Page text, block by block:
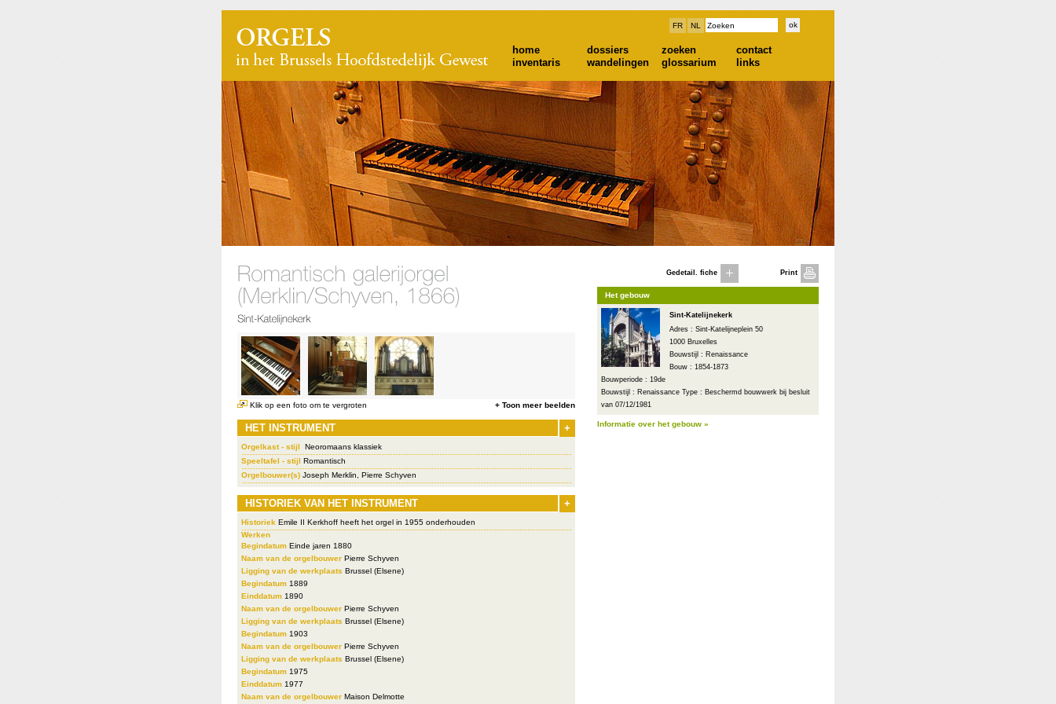
FR NL
home dossiers zoeken
contact
inventaris
wandelingen glossarium links
Klik op een foto om te vergroten + Toon meer beelden
+
HET INSTRUMENT
Orgelkast - stijl
Neoromaans klassiek
Speeltafel - stijl Romantisch
Orgelbouwer(s) Joseph Merklin, Pierre Schyven
+
HISTORIEK VAN HET INSTRUMENT
Historiek Emile II Kerkhoff heeft het orgel in 1955 onderhouden
Werken
Begindatum Einde jaren 1880
Naam van de orgelbouwer Pierre Schyven
Ligging van de werkplaats Brussel (Elsene)
Begindatum 1889
Einddatum 1890
Naam van de orgelbouwer Pierre Schyven
Ligging van de werkplaats Brussel (Elsene)
Begindatum 1903
Naam van de orgelbouwer Pierre Schyven
Ligging van de werkplaats Brussel (Elsene)
Begindatum 1975
Einddatum 1977
Naam van de orgelbouwer Maison Delmotte
Gedetail. fiche Print
Het gebouw
Sint-Katelijnekerk
Adres : Sint-Katelijneplein 50
1000 Bruxelles
Bouwstijl : Renaissance
Bouw : 1854-1873
Bouwperiode : 19de
Bouwstijl : Renaissance Type : Beschermd bouwwerk bij besluit
van 07/12/1981
Informatie over het gebouw »